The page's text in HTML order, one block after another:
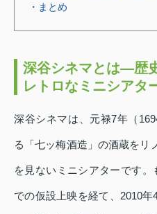
・まとめ
深谷シネマとは―歴
レトロなミニシアタ
深谷シネマは、元禄7年（
る「七ッ梅酒造」の酒蔵をリ
を見ないミニシアターです
での仮設上映を経て、2010